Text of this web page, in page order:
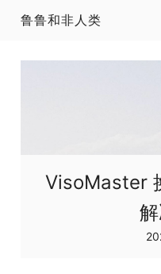
鲁鲁和非人类
VisoMaster